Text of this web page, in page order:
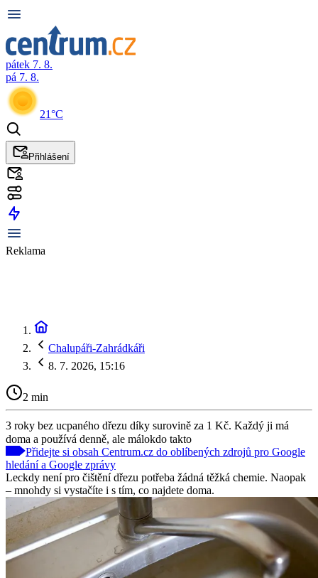
pátek 7. 8.
pá 7. 8.
21°C
Přihlášení
Reklama
Chalupáři-Zahrádkáři
8. 7. 2026, 15:16
2 min
3 roky bez ucpaného dřezu díky surovině za 1 Kč. Každý ji má
doma a používá denně, ale málokdo takto
Přidejte si obsah Centrum.cz do oblíbených zdrojů pro Google
hledání a Google zprávy
Leckdy není pro čištění dřezu potřeba žádná těžká chemie. Naopak
– mnohdy si vystačíte i s tím, co najdete doma.